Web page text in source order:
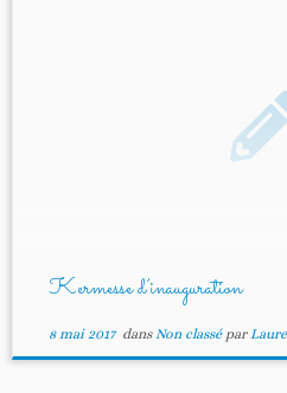
Kermesse d’inauguration
8 mai 2017dansNon classé par